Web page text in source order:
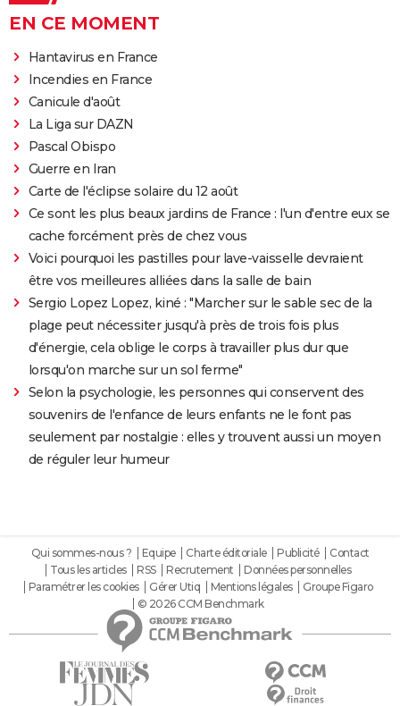
EN CE MOMENT
Hantavirus en France
Incendies en France
Canicule d'août
La Liga sur DAZN
Pascal Obispo
Guerre en Iran
Carte de l'éclipse solaire du 12 août
Ce sont les plus beaux jardins de France : l'un d'entre eux se
cache forcément près de chez vous
Voici pourquoi les pastilles pour lave-vaisselle devraient
être vos meilleures alliées dans la salle de bain
Sergio Lopez Lopez, kiné : "Marcher sur le sable sec de la
plage peut nécessiter jusqu'à près de trois fois plus
d'énergie, cela oblige le corps à travailler plus dur que
lorsqu'on marche sur un sol ferme"
Selon la psychologie, les personnes qui conservent des
souvenirs de l'enfance de leurs enfants ne le font pas
seulement par nostalgie : elles y trouvent aussi un moyen
de réguler leur humeur
Qui sommes-nous ? Equipe Charte éditoriale Publicité
Contact
Tous les articles
RSS Recrutement
Données personnelles
Paramétrer les cookies
Gérer Utiq Mentions légales
Groupe Figaro
© 2026 CCM Benchmark